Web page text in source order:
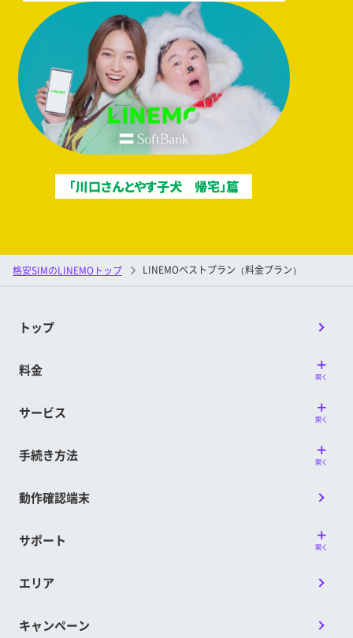
【内訳】
・LINEMOベストプラン
（3GB超〜10GB）
1,900円
・消費税 190円
プラン内容は⼀般的な利⽤状況を参考に算出されています。
場合があります。
利⽤⽅法や⾳質‧画質によりデータ消費量が異なる場合があります。
通話料別 時間帯により速度制御の場合あり オンライン専用
いたいあなたには
がおすすめ！
・LINEMOベストプランV
プラン内容は⼀般的な利⽤状況を参考に算出されています。
利⽤⽅法や⾳質‧画質によりデータ消費量が異なる場合があります。
5分超過の国内通話料は従量制 時間帯により速度制御の場合あり オン
「川口さんとやす子犬 帰宅」篇
格安SIMのLINEMOトップ LINEMOベストプラン（料金プラン）
トップ
料金 開く
サービス 開く
手続き方法 開く
動作確認端末
サポート 開く
エリア
キャンペーン